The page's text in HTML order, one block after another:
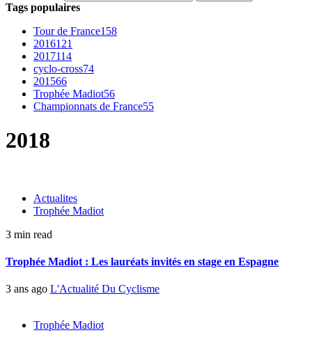
Tags populaires
Tour de France158
2016121
2017114
cyclo-cross74
201566
Trophée Madiot56
Championnats de France55
2018
Actualites
Trophée Madiot
3 min read
Trophée Madiot : Les lauréats invités en stage en Espagne
3 ans ago L'Actualité Du Cyclisme
Trophée Madiot